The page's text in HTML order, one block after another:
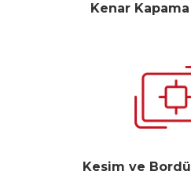
Kenar
Kesim ve